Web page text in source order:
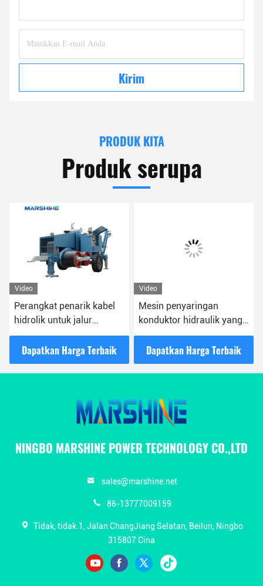
Kirim
PRODUK KITA
Produk serupa
kabel
Terbaik
Mesin penyaringan
konduktor hidraulik yang
disesuaikan Bullwheel
kabel penarik
Dapatkan Harga Terbaik
Peralatan Stringing
Power Construction
Hydraulic Cable
OEM
Dapatkan Harga
NINGBO MARSHINE POWER TECHNOLOGY CO.,LTD
sales@marshine.net
86-13777009159
Tidak, tidak.1, Jalan ChangJiang Selatan, Beilun, Ningbo
315807 Cina